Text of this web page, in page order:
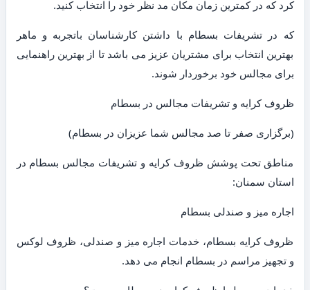
کرد که در کمترین زمان مکان مد نظر خود را انتخاب کنید.
که در تشریفات بسطام با داشتن کارشناسان باتجربه و ماهر
بهترین انتخاب برای مشتریان عزیز می باشد تا از بهترین راهنمایی
برای مجالس خود برخوردار شوند.
ظروف کرایه و تشریفات مجالس در بسطام
(برگزاری صفر تا صد مجالس شما عزیزان در بسطام)
مناطق تحت پوشش ظروف کرایه و تشریفات مجالس بسطام در
استان سمنان:
اجاره میز و صندلی بسطام
ظروف کرایه بسطام، خدمات اجاره میز و صندلی، ظروف لوکس
و تجهیز مراسم در بسطام انجام می دهد.